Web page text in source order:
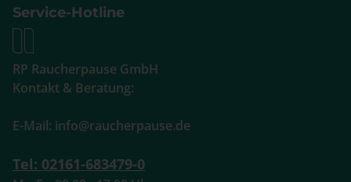
Service-Hotline
RP Raucherpause GmbH
Kontakt & Beratung:
E-Mail: info@raucherpause.de
Tel: 02161-683479-0